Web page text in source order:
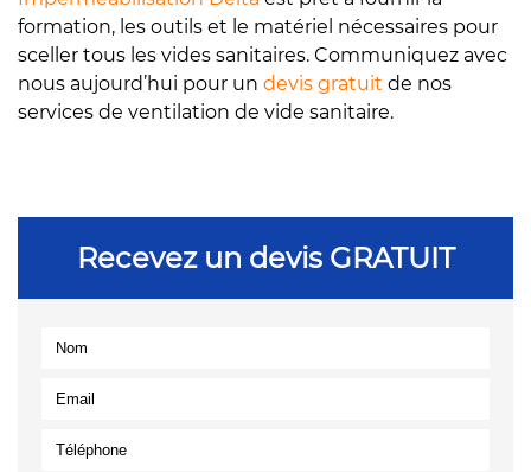
formation, les outils et le matériel nécessaires pour
sceller tous les vides sanitaires. Communiquez avec
nous aujourd’hui pour un devis gratuit de nos
services de ventilation de vide sanitaire.
Recevez un devis GRATUIT